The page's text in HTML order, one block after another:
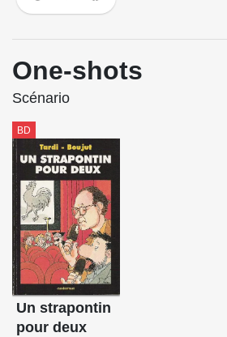
One-shots
Scénario
BD
Un strapontin
pour deux